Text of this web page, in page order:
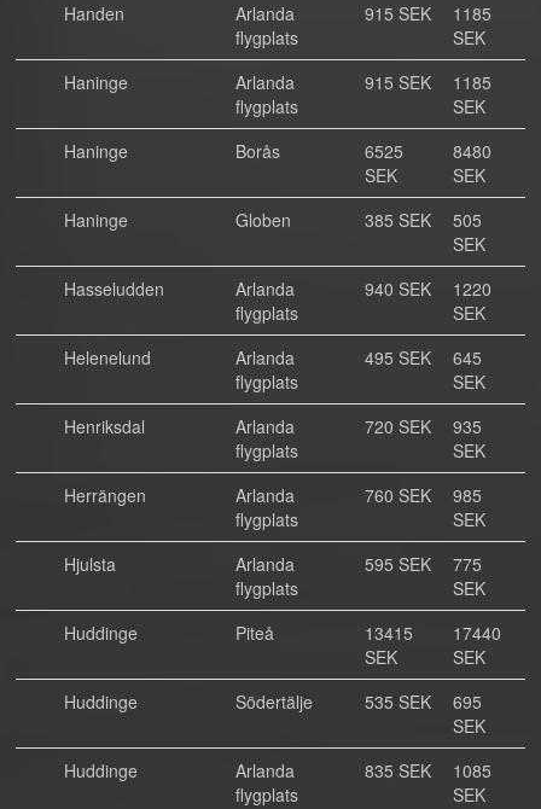
Handen
Arlanda
flygplats
915 SEK
1185
SEK
Haninge
Arlanda
flygplats
915 SEK
1185
SEK
Haninge
Borås
6525
SEK
8480
SEK
Haninge
Globen 385 SEK
505
SEK
Hasseludden
Arlanda
flygplats
940 SEK
1220
SEK
Helenelund
Arlanda
flygplats
495 SEK
645
SEK
Henriksdal
Arlanda
flygplats
720 SEK
935
SEK
Herrängen
Arlanda
flygplats
760 SEK
985
SEK
Hjulsta
Arlanda
flygplats
595 SEK
775
SEK
Huddinge
Piteå
13415
SEK
17440
SEK
Huddinge
Södertälje 535 SEK
695
SEK
Huddinge
Arlanda
flygplats
835 SEK
1085
SEK